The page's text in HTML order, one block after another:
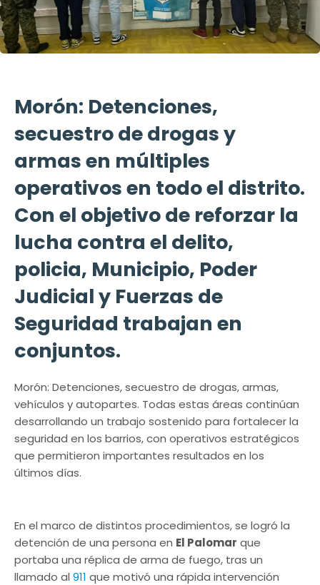
Morón: Detenciones,
secuestro de drogas y
armas en múltiples
operativos en todo el distrito.
Con el objetivo de reforzar la
lucha contra el delito,
policia, Municipio, Poder
Judicial y Fuerzas de
Seguridad trabajan en
conjuntos.
Morón: Detenciones, secuestro de drogas, armas,
vehículos y autopartes. Todas estas áreas continúan
desarrollando un trabajo sostenido para fortalecer la
seguridad en los barrios, con operativos estratégicos
que permitieron importantes resultados en los
últimos días.
En el marco de distintos procedimientos, se logró la
detención de una persona en El Palomar que
portaba una réplica de arma de fuego, tras un
llamado al 911 que motivó una rápida intervención